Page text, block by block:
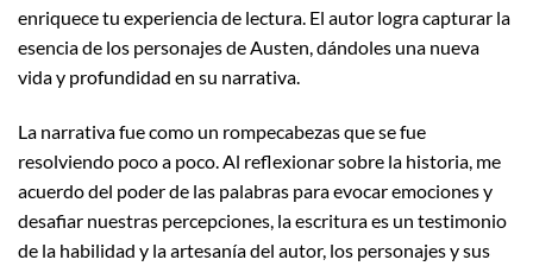
enriquece tu experiencia de lectura. El autor logra capturar la
esencia de los personajes de Austen, dándoles una nueva
vida y profundidad en su narrativa.
La narrativa fue como un rompecabezas que se fue
resolviendo poco a poco. Al reflexionar sobre la historia, me
acuerdo del poder de las palabras para evocar emociones y
desafiar nuestras percepciones, la escritura es un testimonio
de la habilidad y la artesanía del autor, los personajes y sus